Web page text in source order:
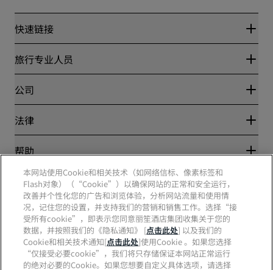
快速链接
丽赏会
Blog
目的地
丽笙酒店集团APP
体育认证酒店
家庭友好型酒店
旅行专业人员
合作伙伴
公司
丽笙酒店集团
工作机会 RHG
工作机会 PPHE
工作机会 EHL
The Club by RHG
发展机会
责任经营
采购
法律
隐私中心
丽赏会条款和条件
网站使用协议
数字无障碍
现代奴隶制声明
帮助
消费者警示
联系方式
常见问题
网站地图
社交媒体
丽笙酒店集团品牌
本网站使用Cookie和相关技术（如网络信标、像素标签和
Flash对象）（“Cookie”）以确保网站的正常和安全运行，
改善并个性化您的广告和浏览体验，分析网站流量和使用情
况，记住您的设置，并支持我们的营销和销售工作。选择“接
受所有cookie”，即表示您同意丽笙酒店集团收集关于您的
数据，并按照我们的《隐私通知》 [点击此处] 以及我们的
Cookie和相关技术通知[点击此处]使用Cookie 。如果您选择
“仅接受必要cookie”，我们将只存储保证本网站正常运行
的绝对必要的Cookie。如果您想要自定义具体选项，请选择